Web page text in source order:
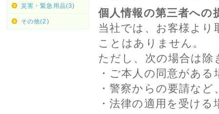
災害・緊急用品(3)
その他(2)
個人情報の第三者への
当社では、お客様よ
ことはありません。
ただし、次の場合は除
・ご本人の同意がある
・警察からの要請な
・法律の適用を受ける